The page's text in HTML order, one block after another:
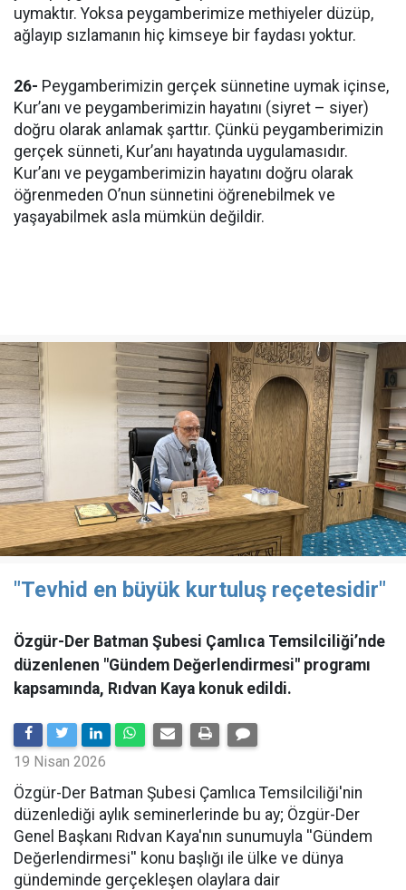
uymaktır. Yoksa peygamberimize methiyeler düzüp,
ağlayıp sızlamanın hiç kimseye bir faydası yoktur.
26- Peygamberimizin gerçek sünnetine uymak içinse,
Kur’anı ve peygamberimizin hayatını (siyret – siyer)
doğru olarak anlamak şarttır. Çünkü peygamberimizin
gerçek sünneti, Kur’anı hayatında uygulamasıdır.
Kur’anı ve peygamberimizin hayatını doğru olarak
öğrenmeden O’nun sünnetini öğrenebilmek ve
yaşayabilmek asla mümkün değildir.
"Tevhid en büyük kurtuluş reçetesidir"
Özgür-Der Batman Şubesi Çamlıca Temsilciliği’nde
düzenlenen "Gündem Değerlendirmesi" programı
kapsamında, Rıdvan Kaya konuk edildi.
19 Nisan 2026
​Özgür-Der Batman Şubesi Çamlıca Temsilciliği'nin
düzenlediği aylık seminerlerinde bu ay; Özgür-Der
Genel Başkanı Rıdvan Kaya'nın sunumuyla ''Gündem
Değerlendirmesi'' konu başlığı ile ülke ve dünya
gündeminde gerçekleşen olaylara dair